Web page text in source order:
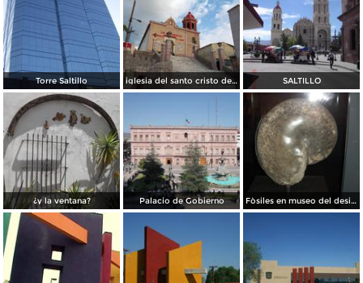
Torre Saltillo iglesia del santo cristo del ojo de agua SALTILLO
¿y la ventana? Palacio de Gobierno Fòsiles en museo del desierto